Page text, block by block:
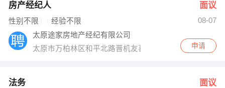
房产经纪人 面议
性别不限 经验不限
08-07
太原途家房地产经纪有限公司
太原市万柏林区和平北路晋机友喜小区40号楼底商
申请
法务 面议